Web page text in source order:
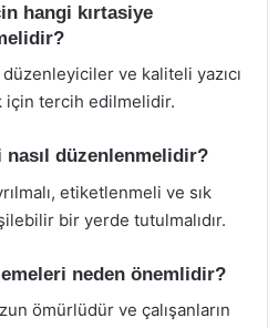
hangi kırtasiye
ve kaliteli yazıcı
için tercih edilmelidir.
nasıl düzenlenmelidir?
etiketlenmeli ve sık
bir yerde tutulmalıdır.
neden önemlidir?
ömürlüdür ve çalışanların